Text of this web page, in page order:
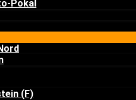
Pokal
(F)